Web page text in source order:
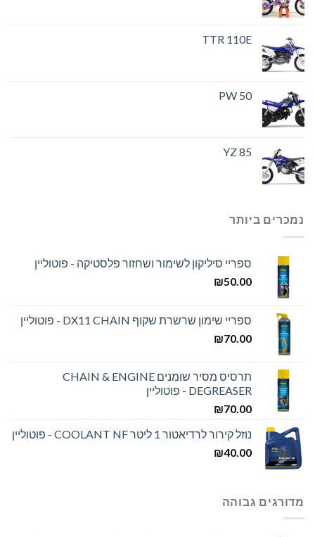
TTR 110E
PW 50
YZ 85
נמכרים ביותר
ספריי סיליקון לשימור ושחזור פלסטיקה - פוטוליין
₪50.00
ספריי שימון שרשרת שקוף DX11 CHAIN - פוטוליין
₪70.00
תרסיס מסיר שומנים CHAIN & ENGINE
DEGREASER - פוטוליין
₪70.00
נוזל קירור לרדיאטור 1 ליטר COOLANT NF - פוטוליין
₪40.00
מדורגים גבוהה